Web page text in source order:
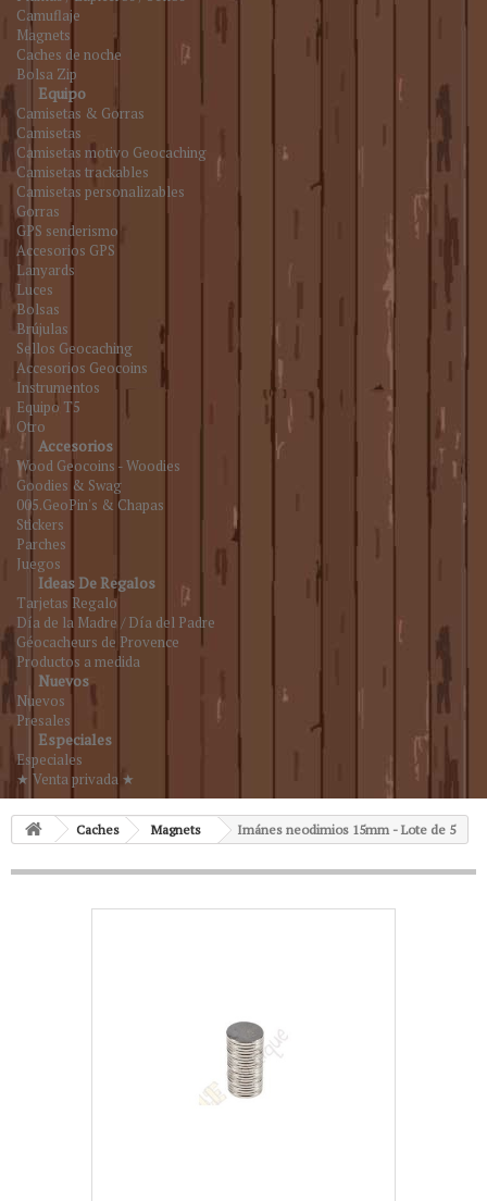
Camuflaje
Magnets
Caches de noche
Bolsa Zip
Equipo
Camisetas & Gorras
Camisetas
Camisetas motivo Geocaching
Camisetas trackables
Camisetas personalizables
Gorras
GPS senderismo
Accesorios GPS
Lanyards
Luces
Bolsas
Brújulas
Sellos Geocaching
Accesorios Geocoins
Instrumentos
Equipo T5
Otro
Accesorios
Wood Geocoins - Woodies
Goodies & Swag
005.GeoPin's & Chapas
Stickers
Parches
Juegos
Ideas De Regalos
Tarjetas Regalo
Día de la Madre / Día del Padre
Géocacheurs de Provence
Productos a medida
Nuevos
Nuevos
Presales
Especiales
Especiales
★ Venta privada ★
Caches Magnets Imánes neodimios 15mm - Lote de 5